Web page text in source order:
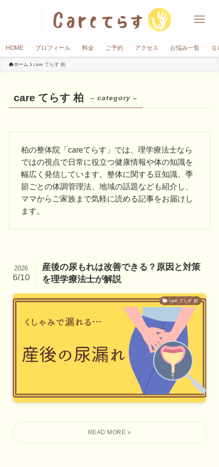
HOME プロフィール 料金 ご予約 アクセス お悩み一覧 Ｑ
ホーム care てらす 柏
care てらす 柏 – category –
柏の整体院「careてらす」では、理学療法士なら
ではの視点で日常に役立つ健康情報や体の知識を
幅広く発信しています。整体に関する豆知識、季
節ごとの体調管理法、地域の話題なども紹介し、
ママからご家族まで気軽に読める記事をお届けし
ます。
産後の尿もれは改善できる？原因と対策
を理学療法士が解説
2026
6/10
care てらす 柏